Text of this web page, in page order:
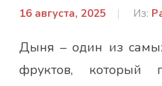
16 августа, 2025
От:
Юлія
Из:
Дыня – один из
фруктов, который